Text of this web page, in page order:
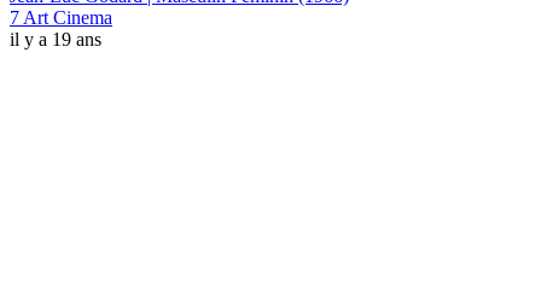
7 Art Cinema
il y a 19 ans